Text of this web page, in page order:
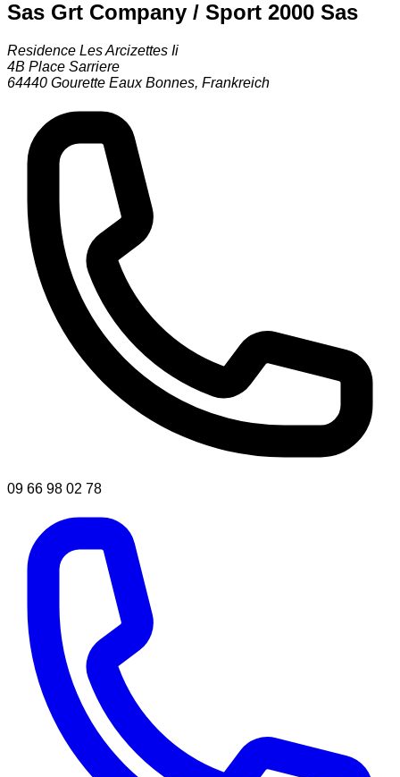
Sas Grt Company / Sport 2000 Sas
Residence Les Arcizettes Ii
4B Place Sarriere
64440 Gourette Eaux Bonnes, Frankreich
09 66 98 02 78